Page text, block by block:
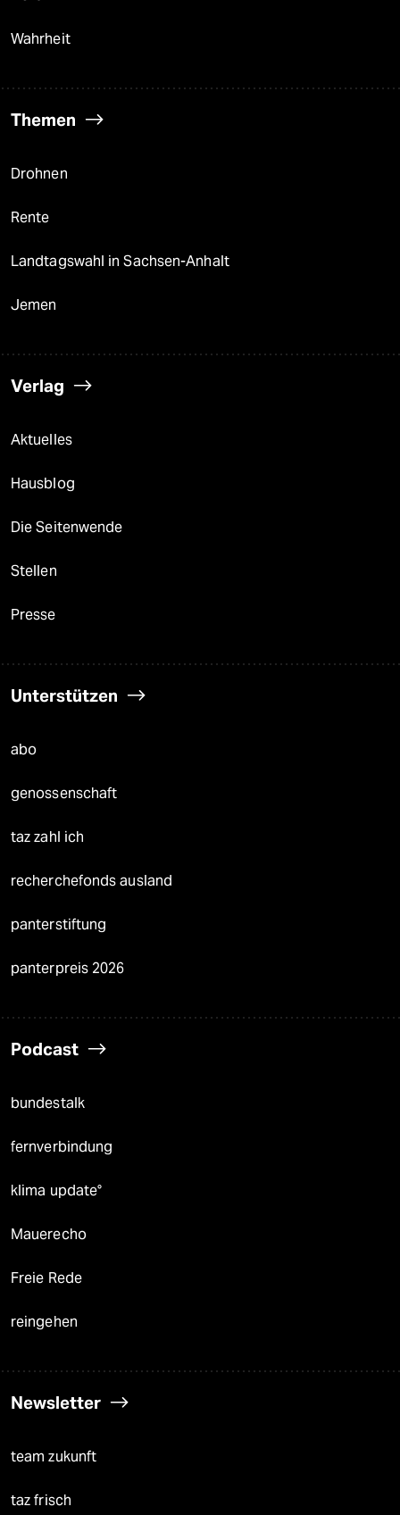
Wahrheit
Themen
Drohnen
Rente
Landtagswahl in Sachsen-Anhalt
Jemen
Verlag
Aktuelles
Hausblog
Die Seitenwende
Stellen
Presse
Unterstützen
abo
genossenschaft
taz zahl ich
recherchefonds ausland
panterstiftung
panterpreis 2026
Podcast
bundestalk
fernverbindung
klima update°
Mauerecho
Freie Rede
reingehen
Newsletter
team zukunft
taz frisch